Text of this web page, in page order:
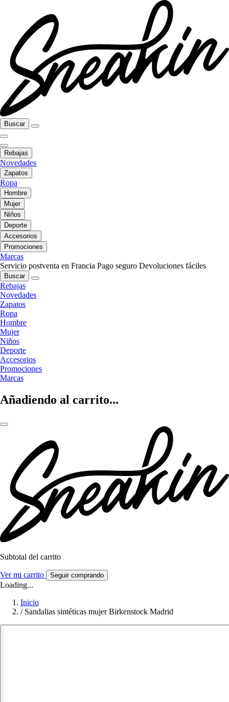
Buscar
Rebajas
Novedades
Zapatos
Ropa
Hombre
Mujer
Niños
Deporte
Accesorios
Promociones
Marcas
Servicio postventa en Francia Pago seguro Devoluciones fáciles
Buscar
Rebajas
Novedades
Zapatos
Ropa
Hombre
Mujer
Niños
Deporte
Accesorios
Promociones
Marcas
Añadiendo al carrito...
Subtotal del carrito
Ver mi carrito Seguir comprando
Loading...
Inicio
/ Sandalias sintéticas mujer Birkenstock Madrid